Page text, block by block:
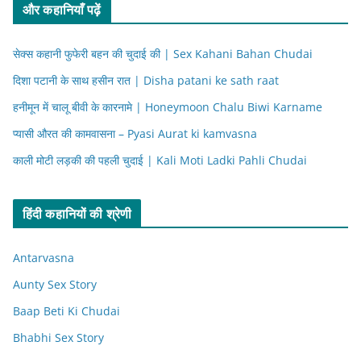
और कहानियाँ पढ़ें
सेक्स कहानी फुफेरी बहन की चुदाई की | Sex Kahani Bahan Chudai
दिशा पटानी के साथ हसीन रात | Disha patani ke sath raat
हनीमून में चालू बीवी के कारनामे | Honeymoon Chalu Biwi Karname
प्यासी औरत की कामवासना – Pyasi Aurat ki kamvasna
काली मोटी लड़की की पहली चुदाई | Kali Moti Ladki Pahli Chudai
हिंदी कहानियों की श्रेणी
Antarvasna
Aunty Sex Story
Baap Beti Ki Chudai
Bhabhi Sex Story